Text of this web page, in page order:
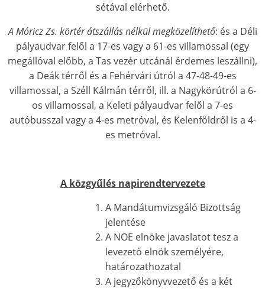
sétával elérhető.
A Móricz Zs. körtér átszállás nélkül megközelíthető: és a Déli
pályaudvar felől a 17-es vagy a 61-es villamossal (egy
megállóval előbb, a Tas vezér utcánál érdemes leszállni),
a Deák térről és a Fehérvári útról a 47-48-49-es
villamossal, a Széll Kálmán térről, ill. a Nagykörútról a 6-
os villamossal, a Keleti pályaudvar felől a 7-es
autóbusszal vagy a 4-es metróval, és Kelenföldről is a 4-
es metróval.
A közgyűlés napirendtervezete
A Mandátumvizsgáló Bizottság
jelentése
A NOE elnöke javaslatot tesz a
levezető elnök személyére,
határozathozatal
A jegyzőkönyvvezető és a két